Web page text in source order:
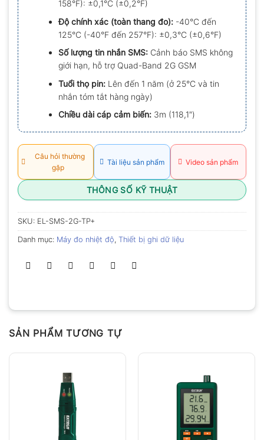
158°F): ±0,1°C (±0,2°F)
Độ chính xác (toàn thang đo): -40°C đến
125°C (-40°F đến 257°F): ±0,3°C (±0,6°F)
Số lượng tin nhắn SMS: Cảnh báo SMS không
giới hạn, hỗ trợ Quad-Band 2G GSM
Tuổi thọ pin: Lên đến 1 năm (ở 25°C và tin
nhắn tóm tắt hàng ngày)
Chiều dài cáp cảm biến: 3m (118,1″)
Câu hỏi thường
gặp
Tài liệu sản phẩm Video sản phẩm
THÔNG SỐ KỸ THUẬT
SKU: EL-SMS-2G-TP+
Danh mục: Máy đo nhiệt độ, Thiết bị ghi dữ liệu
SẢN PHẨM TƯƠNG TỰ